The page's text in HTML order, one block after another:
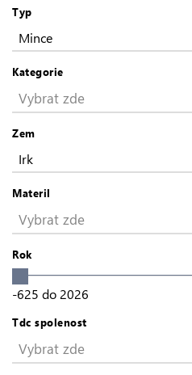
Typ
Mince
Kategorie
Vybrat zde
Zem
Irk
Materil
Vybrat zde
Rok
-625 do 2026
Tdc spolenost
Vybrat zde